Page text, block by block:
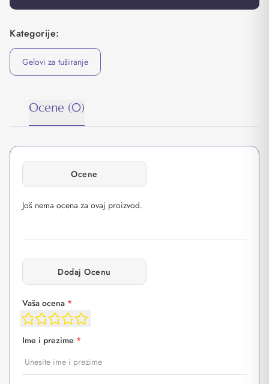
Kategorije:
Gelovi za tuširanje
Ocene (0)
Ocene
Još nema ocena za ovaj proizvod.
Dodaj Ocenu
Vaša ocena *
Ime i prezime *